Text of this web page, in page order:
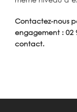
Contactez-nous
engagement : 02
contact.